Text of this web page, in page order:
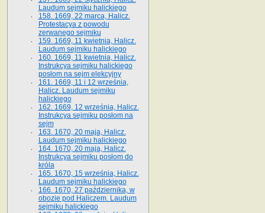
Laudum sejmiku halickiego
158. 1669, 22 marca, Halicz.
Protestacya z powodu
zerwanego sejmiku
159. 1669, 11 kwietnia, Halicz.
Laudum sejmiku halickiego
160. 1669, 11 kwietnia, Halicz.
Instrukcya sejmiku halickiego
posłom na sejm elekcyjny
161. 1669, 11 i 12 września,
Halicz. Laudum sejmiku
halickiego
162. 1669, 12 września, Halicz.
Instrukcya sejmiku posłom na
sejm
163. 1670, 20 maja, Halicz.
Laudum sejmiku halickiego
164. 1670, 20 maja, Halicz.
Instrukcya sejmiku posłom do
króla
165. 1670, 15 września, Halicz.
Laudum sejmiku halickiego
166. 1670, 27 października, w
obozie pod Haliczem. Laudum
sejmiku halickiego